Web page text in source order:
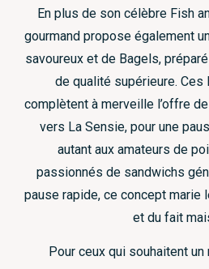
En plus de son célèbre Fish
gourmand propose également
savoureux et de Bagels,
de qualité supérieure. Ces
complètent à merveille l’offre
vers La Sensie, pour une
autant aux amateurs de
passionnés de sandwichs
pause rapide, ce concept marie
et du fait
Pour ceux qui souhaitent